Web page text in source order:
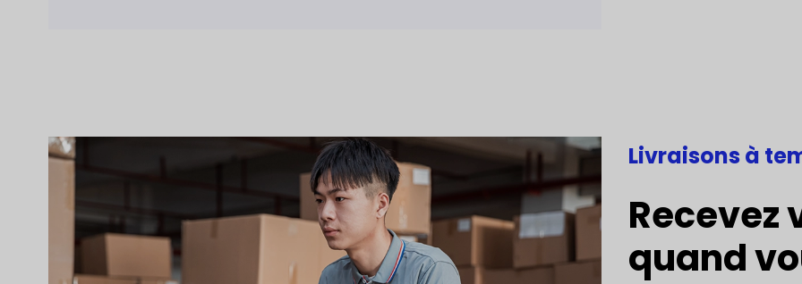
Livraisons à
Recevez
quand